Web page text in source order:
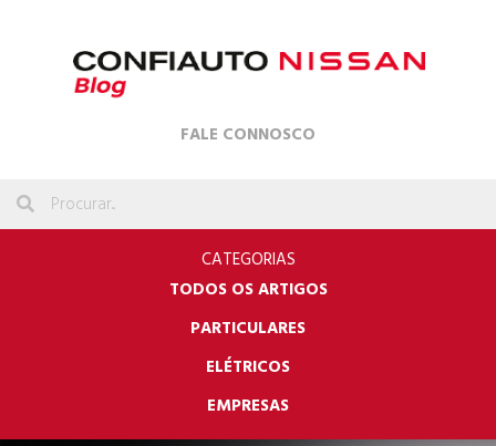
FALE CONNOSCO
CATEGORIAS
TODOS OS ARTIGOS
PARTICULARES
ELÉTRICOS
EMPRESAS